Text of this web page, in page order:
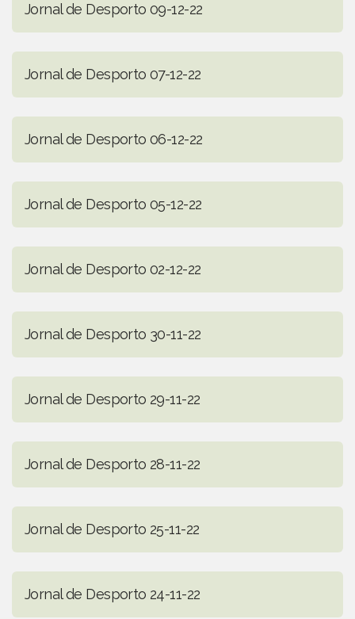
Jornal de Desporto 09-12-22
Jornal de Desporto 07-12-22
Jornal de Desporto 06-12-22
Jornal de Desporto 05-12-22
Jornal de Desporto 02-12-22
Jornal de Desporto 30-11-22
Jornal de Desporto 29-11-22
Jornal de Desporto 28-11-22
Jornal de Desporto 25-11-22
Jornal de Desporto 24-11-22